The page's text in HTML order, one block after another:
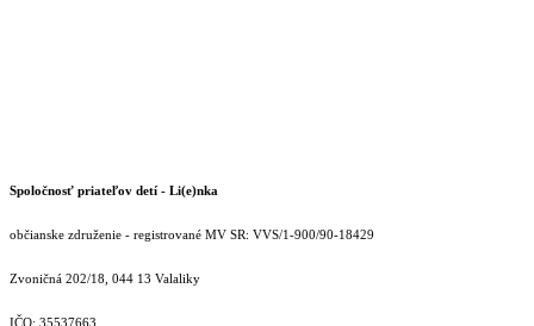
Spoločnosť priateľov detí - Li(e)nka
občianske združenie - registrované MV SR: VVS/1-900/90-18429
Zvoničná 202/18, 044 13 Valaliky
IČO: 35537663